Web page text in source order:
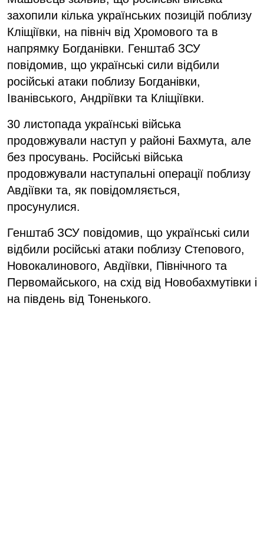
захопили кілька українських позицій поблизу
Кліщіївки, на північ від Хромового та в
напрямку Богданівки. Генштаб ЗСУ
повідомив, що українські сили відбили
російські атаки поблизу Богданівки,
Іванівського, Андріївки та Кліщіївки.
30 листопада українські війська
продовжували наступ у районі Бахмута, але
без просувань. Російські війська
продовжували наступальні операції поблизу
Авдіївки та, як повідомляється,
просунулися.
Генштаб ЗСУ повідомив, що українські сили
відбили російські атаки поблизу Степового,
Новокалинового, Авдіївки, Північного та
Первомайського, на схід від Новобахмутівки і
на південь від Тоненького.